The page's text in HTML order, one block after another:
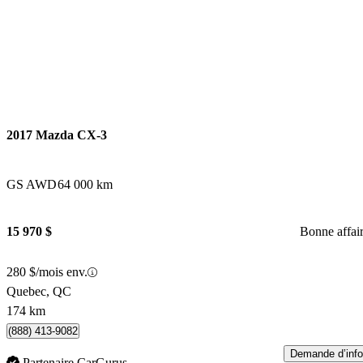
2017 Mazda CX-3
GS AWD64 000 km
15 970 $ Bonne
280 $/mois env.
Quebec, QC
174 km
(888) 413-9082
Demande d’info